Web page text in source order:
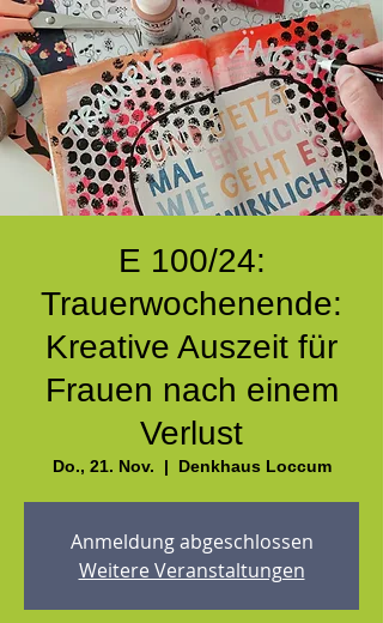
E 100/24:
Trauerwochenende:
Kreative Auszeit für
Frauen nach einem
Verlust
Do., 21. Nov.
  |
Denkhaus Loccum
Anmeldung abgeschlossen
Weitere Veranstaltungen